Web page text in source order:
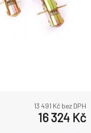
13 491 Kč bez DPH
16 324 Kč